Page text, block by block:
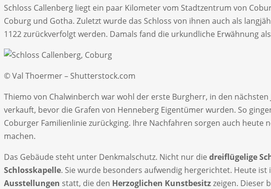
Schloss Callenberg liegt ein paar Kilometer vom Stadtzentrum von
Coburg und Gotha. Zuletzt wurde das Schloss von ihnen auch als
1122 zurückverfolgt werden. Damals fand die urkundliche Erwähnung
© Val Thoermer – Shutterstock.com
Thiemo von Chalwinberch war wohl der erste Burgherr, in den
verkauft, bevor die Grafen von Henneberg Eigentümer wurden. So
Coburger Familienlinie zurückging. Ihre Nachfahren sorgen auch
machen.
Das Gebäude steht unter Denkmalschutz. Nicht nur die dreiflügelige
Schlosskapelle. Sie wurde besonders aufwendig hergerichtet. Heute
Ausstellungen statt, die den Herzoglichen Kunstbesitzzeigen. Dieser